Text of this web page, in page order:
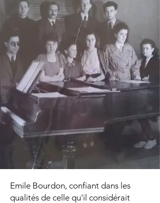
Emile Bourdon, confiant dans les
qualités de celle qu'il considérait